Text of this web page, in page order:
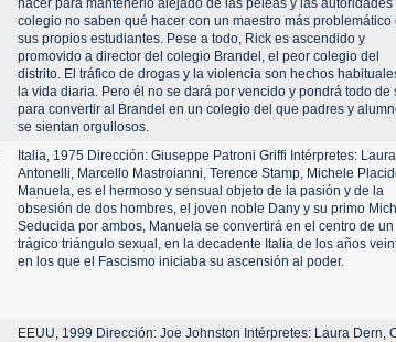
hacer para mantenerlo alejado de las peleas y las autoridades
colegio no saben qué hacer con un maestro más problemático
sus propios estudiantes. Pese a todo, Rick es ascendido y
promovido a director del colegio Brandel, el peor colegio del
distrito. El tráfico de drogas y la violencia son hechos
la vida diaria. Pero él no se dará por vencido y pondrá todo de
para convertir al Brandel en un colegio del que padres y
se sientan orgullosos.
Italia, 1975 Dirección: Giuseppe Patroni Griffi Intérpretes: Laura
Antonelli, Marcello Mastroianni, Terence Stamp, Michele
Manuela, es el hermoso y sensual objeto de la pasión y de la
obsesión de dos hombres, el joven noble Dany y su primo
Seducida por ambos, Manuela se convertirá en el centro de un
trágico triángulo sexual, en la decadente Italia de los años
en los que el Fascismo iniciaba su ascensión al poder.
EEUU, 1999 Dirección: Joe Johnston Intérpretes: Laura Dern,